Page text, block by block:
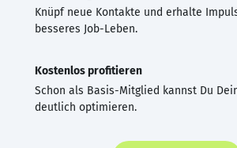
Knüpf neue Kontakte und erhalte
besseres Job-Leben.
Kostenlos profitieren
Schon als Basis-Mitglied kannst Du
deutlich optimieren.